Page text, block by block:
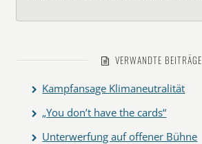
VERWANDTE BEITRÄGE
Kampfansage Klimaneutralität
„You don’t have the cards“
Unterwerfung auf offener Bühne